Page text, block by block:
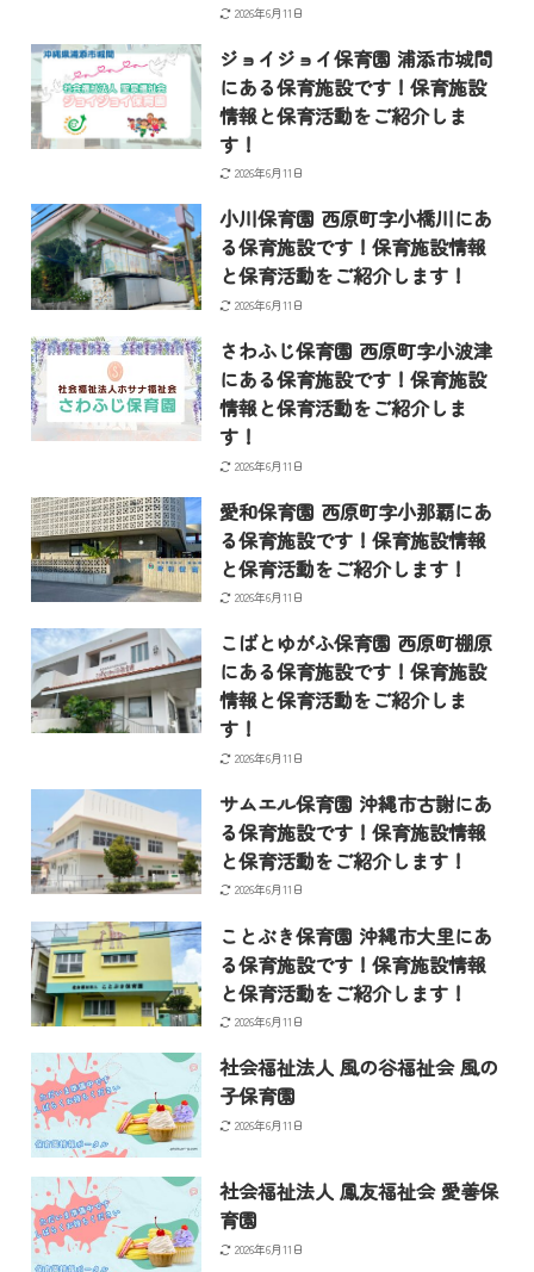
2026年6月11日
ジョイジョイ保育園 浦添市城間
にある保育施設です！保育施設
情報と保育活動をご紹介しま
す！
2026年6月11日
小川保育園 西原町字小橋川にあ
る保育施設です！保育施設情報
と保育活動をご紹介します！
2026年6月11日
さわふじ保育園 西原町字小波津
にある保育施設です！保育施設
情報と保育活動をご紹介しま
す！
2026年6月11日
愛和保育園 西原町字小那覇にあ
る保育施設です！保育施設情報
と保育活動をご紹介します！
2026年6月11日
こばとゆがふ保育園 西原町棚原
にある保育施設です！保育施設
情報と保育活動をご紹介しま
す！
2026年6月11日
サムエル保育園 沖縄市古謝にあ
る保育施設です！保育施設情報
と保育活動をご紹介します！
2026年6月11日
ことぶき保育園 沖縄市大里にあ
る保育施設です！保育施設情報
と保育活動をご紹介します！
2026年6月11日
社会福祉法人 風の谷福祉会 風の
子保育園
2026年6月11日
社会福祉法人 鳳友福祉会 愛善保
育園
2026年6月11日